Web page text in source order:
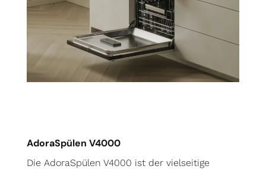
AdoraSpülen V4000
Die AdoraSpülen V4000 ist der vielseitige